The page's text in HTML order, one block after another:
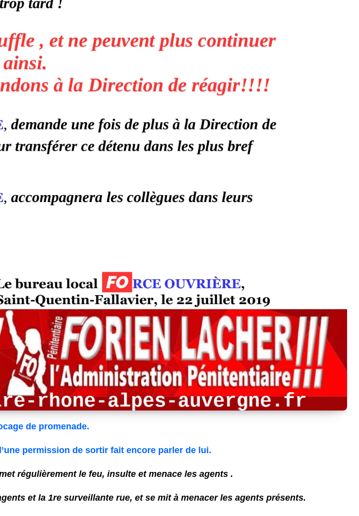
de promenade.
permission de sortir fait encore parler de lui.
régulièrement le feu, insulte et menace les agents .
et la 1re surveillante rue, et se mit à menacer les agents présents.